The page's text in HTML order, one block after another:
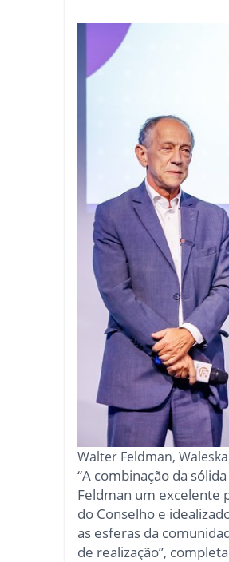
Walter Feldman,
“A combinação da
Feldman um excelente
do Conselho e
as esferas da
de realização”,